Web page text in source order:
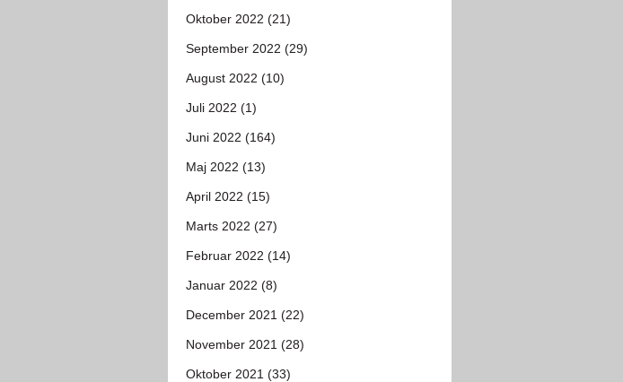
Oktober 2022 (21)
September 2022 (29)
August 2022 (10)
Juli 2022 (1)
Juni 2022 (164)
Maj 2022 (13)
April 2022 (15)
Marts 2022 (27)
Februar 2022 (14)
Januar 2022 (8)
December 2021 (22)
November 2021 (28)
Oktober 2021 (33)